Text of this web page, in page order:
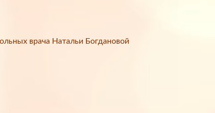
врача Натальи Богдановой